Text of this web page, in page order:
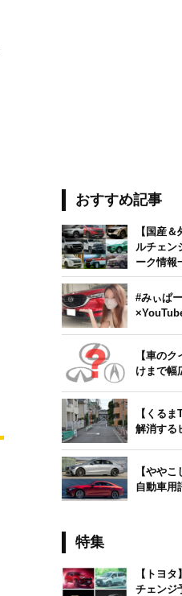
おすすめ記事
【国産
ルチェン
ーク情報
#みぃぱ
【車の
けまで幅
【くる
解消する
【やや
自動車用
特集
【トヨ
チェンジ